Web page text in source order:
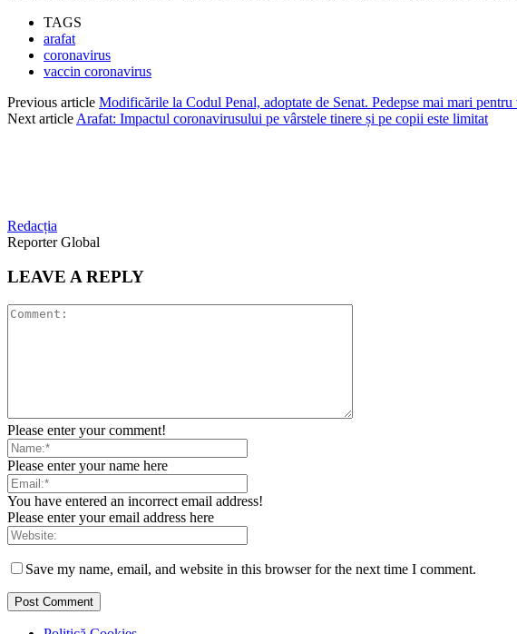
TAGS
arafat
coronavirus
vaccin coronavirus
Previous article Modificările la Codul Penal, adoptate de Senat. Pedepse mai mari
Next article Arafat: Impactul coronavirusului pe vârstele tinere și pe copii este limitat
Redacția
Reporter Global
LEAVE A REPLY
Please enter your comment!
Please enter your name here
You have entered an incorrect email address!
Please enter your email address here
Save my name, email, and website in this browser for the next time I comment.